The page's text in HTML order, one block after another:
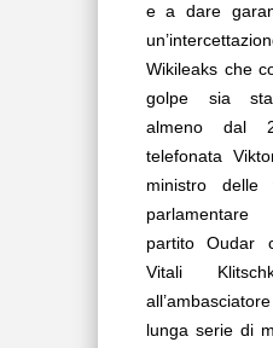
e a dare
Wikileaks che
golpe sia
almeno dal
telefonata
ministro
partito Oudar
Vitali
lunga serie di